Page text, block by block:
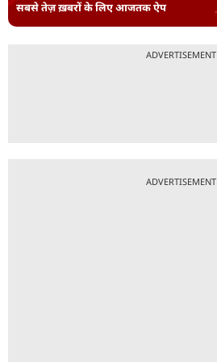
सबसे तेज़ ख़बरों के लिए आजतक ऐप
ADVERTISEMENT
ADVERTISEMENT